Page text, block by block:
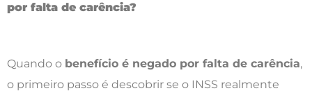
por falta de carência?
Quando o benefício é negado por falta de carência,
o primeiro passo é descobrir se o INSS realmente